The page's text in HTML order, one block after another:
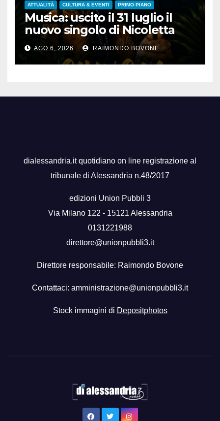
ATTUALITÀ CULTURA & EVENTI PRIMO PIANO
Musica: uscito il 31 luglio il
nuovo singolo di Nicoletta
Pedrini, ‘Giungla’
AGO 6, 2026 RAIMONDO BOVONE
dialessandria.it quotidiano on line registrazione al
tribunale di Alessandria n.48/2017
edizioni Union Pubbli 3
Via Milano 122 - 15121 Alessandria
0131221988
direttore@unionpubbli3.it
Direttore responsabile: Raimondo Bovone
Contattaci: amministrazione@unionpubbli3.it
Stock immagini di Depositphotos